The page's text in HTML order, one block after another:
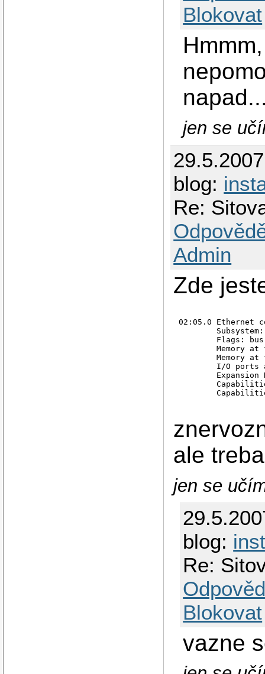
Blokovat
jen se
blog:
Re:
Admin
Zde
02:05.0 Ethernet
Flags:
Memory at
Memory at
I/O ports
Expansion
ale
jen se
blog:
Re:
Blokovat
vazne